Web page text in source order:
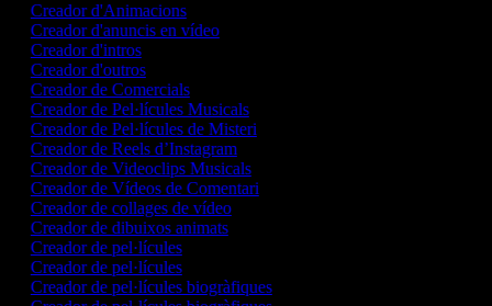
Creador d'Animacions
Creador d'anuncis en vídeo
Creador d'intros
Creador d'outros
Creador de Comercials
Creador de Pel·lícules Musicals
Creador de Pel·lícules de Misteri
Creador de Reels d’Instagram
Creador de Videoclips Musicals
Creador de Vídeos de Comentari
Creador de collages de vídeo
Creador de dibuixos animats
Creador de pel·lícules
Creador de pel·lícules
Creador de pel·lícules biogràfiques